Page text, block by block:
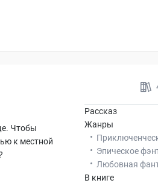
Чтобы
к местной
Рассказ
Жанры
Эпическое
Любовная
В книге